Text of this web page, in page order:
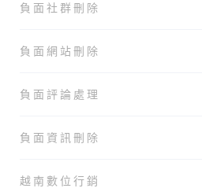
負面社群刪除
負面網站刪除
負面評論處理
負面資訊刪除
越南數位行銷